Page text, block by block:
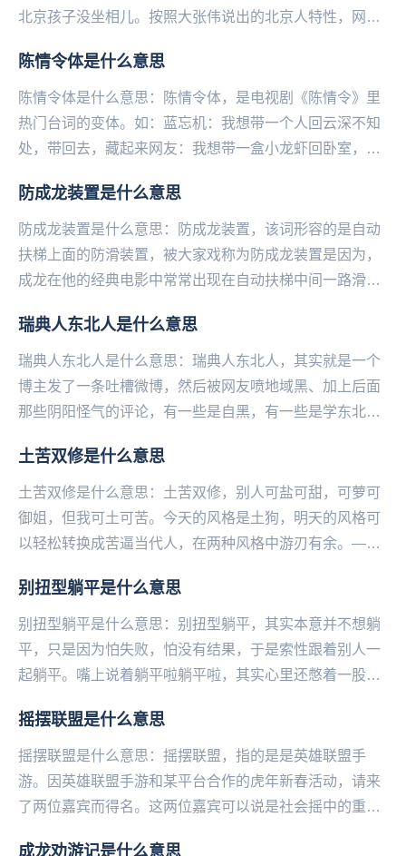
北京孩子没坐相儿。按照大张伟说出的北京人特性，网友
陈情令体是什么意思
陈情令体是什么意思：陈情令体，是电视剧《陈情令》里
热门台词的变体。如：蓝忘机：我想带一个人回云深不知
处，带回去，藏起来网友：我想带一盒小龙虾回卧室，带
是...
防成龙装置是什么意思
防成龙装置是什么意思：防成龙装置，该词形容的是自动
扶梯上面的防滑装置，被大家戏称为防成龙装置是因为，
成龙在他的经典电影中常常出现在自动扶梯中间一路滑行
置...
瑞典人东北人是什么意思
瑞典人东北人是什么意思：瑞典人东北人，其实就是一个
博主发了一条吐槽微博，然后被网友喷地域黑、加上后面
那些阴阳怪气的评论，有一些是自黑，有一些是学东北人
说...
土苦双修是什么意思
土苦双修是什么意思：土苦双修，别人可盐可甜，可萝可
御姐，但我可土可苦。今天的风格是土狗，明天的风格可
以轻松转换成苦逼当代人，在两种风格中游刃有余。——
别扭型躺平是什么意思
别扭型躺平是什么意思：别扭型躺平，其实本意并不想躺
平，只是因为怕失败，怕没有结果，于是索性跟着别人一
起躺平。嘴上说着躺平啦躺平啦，其实心里还憋着一股
挥...
摇摆联盟是什么意思
摇摆联盟是什么意思：摇摆联盟，指的是是英雄联盟手
游。因英雄联盟手游和某平台合作的虎年新春活动，请来
了两位嘉宾而得名。这两位嘉宾可以说是社会摇中的重量
成龙劝游记是什么意思